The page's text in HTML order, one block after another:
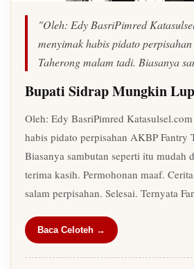
"Oleh: Edy BasriPimred
menyimak habis pidato
Taherong malam tadi. Biasanya
Bupati Sidrap Mungkin
Oleh: Edy BasriPimred
habis pidato perpisahan AKBP Fantry
Biasanya sambutan seperti itu mudah
terima kasih. Permohonan maaf.
salam perpisahan. Selesai. Ternyata
Baca Celoteh →